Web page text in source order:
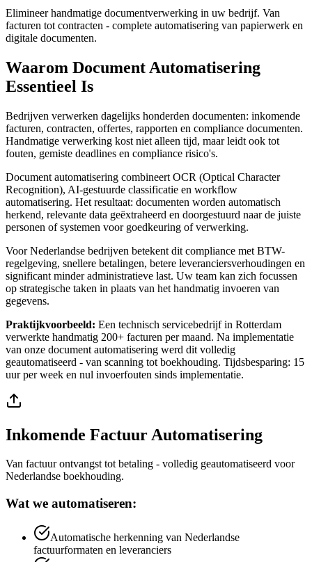
Elimineer handmatige documentverwerking in uw bedrijf. Van
facturen tot contracten - complete automatisering van papierwerk en
digitale documenten.
Waarom Document Automatisering
Essentieel Is
Bedrijven verwerken dagelijks honderden documenten: inkomende
facturen, contracten, offertes, rapporten en compliance documenten.
Handmatige verwerking kost niet alleen tijd, maar leidt ook tot
fouten, gemiste deadlines en compliance risico's.
Document automatisering combineert OCR (Optical Character
Recognition), AI-gestuurde classificatie en workflow
automatisering. Het resultaat: documenten worden automatisch
herkend, relevante data geëxtraheerd en doorgestuurd naar de juiste
personen of systemen voor goedkeuring of verwerking.
Voor Nederlandse bedrijven betekent dit compliance met BTW-
regelgeving, snellere betalingen, betere leveranciersverhoudingen en
significant minder administratieve last. Uw team kan zich focussen
op strategische taken in plaats van het handmatig invoeren van
gegevens.
Praktijkvoorbeeld: Een technisch servicebedrijf in Rotterdam
verwerkte handmatig 200+ facturen per maand. Na implementatie
van onze document automatisering werd dit volledig
geautomatiseerd - van scanning tot boekhouding. Tijdsbesparing: 15
uur per week en nul invoerfouten sinds implementatie.
Inkomende Factuur Automatisering
Van factuur ontvangst tot betaling - volledig geautomatiseerd voor
Nederlandse boekhouding.
Wat we automatiseren:
Automatische herkenning van Nederlandse
factuurformaten en leveranciers